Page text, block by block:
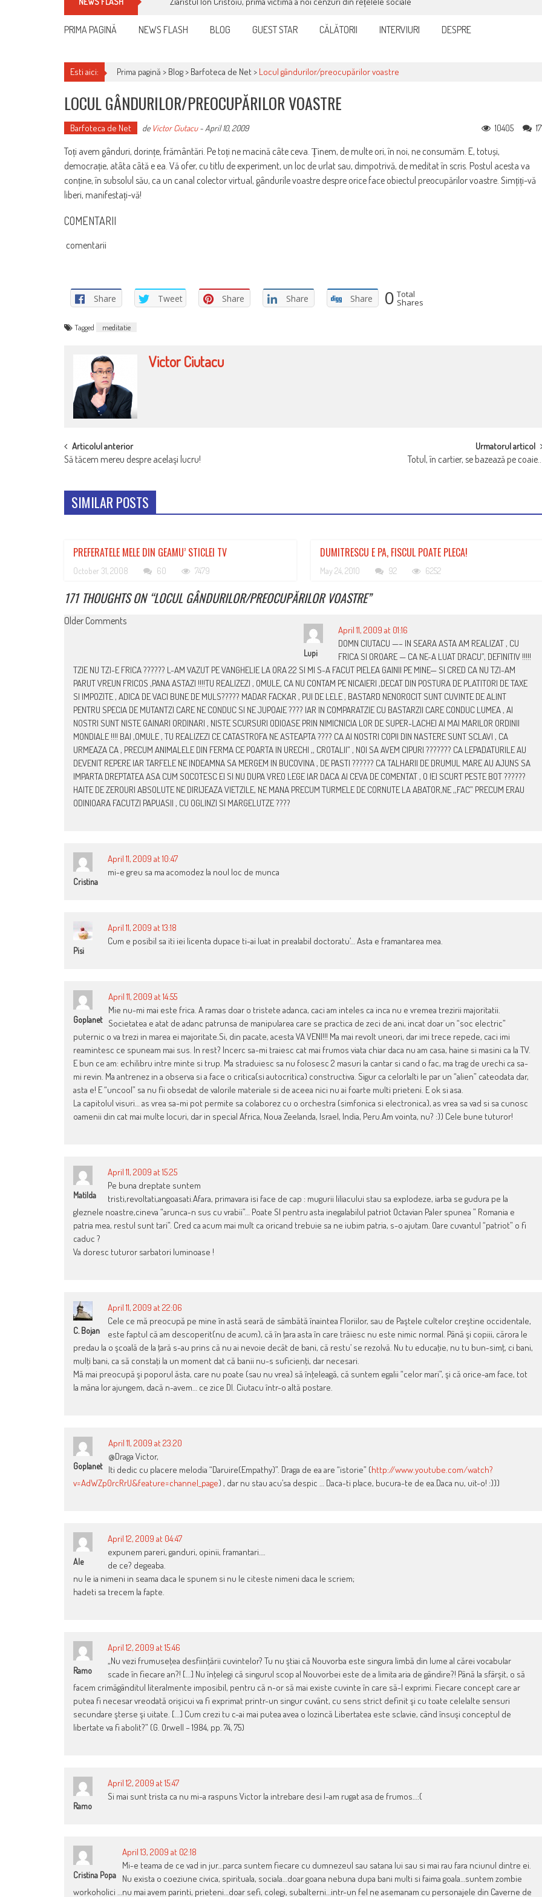
PRIMA PAGINĂ NEWS FLASH BLOG GUEST STAR CĂLĂTORII INTERVIURI DESPRE
Esti aici: Prima pagină > Blog> Barfoteca de Net> Locul gândurilor/preocupărilor voastre
LOCUL GÂNDURILOR/PREOCUPĂRILOR VOASTRE
Barfoteca de Net de Victor Ciutacu- April 10, 2009 10405
Toți avem gânduri, dorințe, frământări. Pe toți ne macină câte ceva. Ținem, de multe ori, în noi, ne consumăm. E, totuși,
democrație, atâta câtă e ea. Vă ofer, cu titlu de experiment, un loc de urlat sau, dimpotrivă, de meditat în scris. Postul acesta va
conține, în subsolul său, ca un canal colector virtual, gândurile voastre despre orice face obiectul preocupărilor voastre. Simțiți-vă
liberi, manifestați-vă!
COMENTARII
comentarii
Share Tweet Share Share Share 0 Total
Shares
Tagged meditatie
Victor Ciutacu
POST
NAVIGATION
Articolul anterior
Să tăcem mereu despre acelaşi lucru!
Urmatorul articol
Totul, în cartier, se bazează pe
SIMILAR POSTS
PREFERATELE MELE DIN GEAMU’ STICLEI TV
October 31, 2008 60 7479
DUMITRESCU E PA, FISCUL POATE PLECA!
May 24, 2010 92 6252
171 THOUGHTS ON “LOCUL GÂNDURILOR/PREOCUPĂRILOR VOASTRE”
COMMENT
Older Comments
Lupi
April 11, 2009 at 01:16
DOMN CIUTACU —– IN SEARA ASTA AM REALIZAT , CU
FRICA SI OROARE — CA NE-A LUAT DRACU”, DEFINITIV !!!!!
TZIE NU TZI-E FRICA ?????? L-AM VAZUT PE VANGHELIE LA ORA 22 SI MI S-A FACUT PIELEA GAINII PE MINE— SI CRED CA NU TZI-AM
PARUT VREUN FRICOS ,PANA ASTAZI !!!!TU REALIZEZI , OMULE, CA NU CONTAM PE NICAIERI ,DECAT DIN POSTURA DE PLATITORI DE TAXE
SI IMPOZITE , ADICA DE VACI BUNE DE MULS????? MADAR FACKAR , PUI DE LELE , BASTARD NENOROCIT SUNT CUVINTE DE ALINT
PENTRU SPECIA DE MUTANTZI CARE NE CONDUC SI NE JUPOAIE ???? IAR IN COMPARATZIE CU BASTARZII CARE CONDUC LUMEA , AI
NOSTRI SUNT NISTE GAINARI ORDINARI , NISTE SCURSURI ODIOASE PRIN NIMICNICIA LOR DE SUPER-LACHEI AI MAI MARILOR ORDINII
MONDIALE !!!! BAI ,OMULE , TU REALIZEZI CE CATASTROFA NE ASTEAPTA ???? CA AI NOSTRI COPII DIN NASTERE SUNT SCLAVI , CA
URMEAZA CA , PRECUM ANIMALELE DIN FERMA CE POARTA IN URECHI ,, CROTALII” , NOI SA AVEM CIPURI ??????? CA LEPADATURILE AU
DEVENIT REPERE IAR TARFELE NE INDEAMNA SA MERGEM IN BUCOVINA , DE PASTI ?????? CA TALHARII DE DRUMUL MARE AU AJUNS SA
IMPARTA DREPTATEA ASA CUM SOCOTESC EI SI NU DUPA VREO LEGE IAR DACA AI CEVA DE COMENTAT , O IEI SCURT PESTE BOT ??????
HAITE DE ZEROURI ABSOLUTE NE DIRIJEAZA VIETZILE, NE MANA PRECUM TURMELE DE CORNUTE LA ABATOR,NE ,,FAC” PRECUM ERAU
ODINIOARA FACUTZI PAPUASII , CU OGLINZI SI MARGELUTZE ????
Cristina
April 11, 2009 at 10:47
mi-e greu sa ma acomodez la noul loc de munca
Pisi
April 11, 2009 at 13:18
Cum e posibil sa iti iei licenta dupace ti-ai luat in prealabil doctoratu’… Asta e framantarea mea.
Goplanet
April 11, 2009 at 14:55
Mie nu-mi mai este frica. A ramas doar o tristete adanca, caci am inteles ca inca nu e vremea trezirii majoritatii.
Societatea e atat de adanc patrunsa de manipularea care se practica de zeci de ani, incat doar un “soc electric”
puternic o va trezi in marea ei majoritate.Si, din pacate, acesta VA VENI!!! Ma mai revolt uneori, dar imi trece repede, caci imi
reamintesc ce spuneam mai sus. In rest? Incerc sa-mi traiesc cat mai frumos viata chiar daca nu am casa, haine si masini ca la TV.
E bun ce am: echilibru intre minte si trup. Ma straduiesc sa nu folosesc 2 masuri la cantar si cand o fac, ma trag de urechi ca sa-
mi revin. Ma antrenez in a observa si a face o critica(si autocritica) constructiva. Sigur ca celorlalti le par un “alien” cateodata dar,
asta e! E “uncool” sa nu fii obsedat de valorile materiale si de aceea nici nu ai foarte multi prieteni. E ok si asa.
La capitolul visuri… as vrea sa-mi pot permite sa colaborez cu o orchestra (simfonica si electronica), as vrea sa vad si sa cunosc
oamenii din cat mai multe locuri, dar in special Africa, Noua Zeelanda, Israel, India, Peru.Am vointa, nu? :)) Cele bune tuturor!
Matilda
April 11, 2009 at 15:25
Pe buna dreptate suntem
tristi,revoltati,angoasati.Afara, primavara isi face de cap : mugurii liliacului stau sa explodeze, iarba se gudura pe la
gleznele noastre,cineva “arunca-n sus cu vrabii”… Poate SI pentru asta inegalabilul patriot Octavian Paler spunea ” Romania e
patria mea, restul sunt tari”. Cred ca acum mai mult ca oricand trebuie sa ne iubim patria, s-o ajutam. Oare cuvantul “patriot” o fi
caduc ?
Va doresc tuturor sarbatori luminoase !
C. Bojan
April 11, 2009 at 22:06
Cele ce mă preocupă pe mine în astă seară de sâmbătă înaintea Floriilor, sau de Paştele cultelor creştine occidentale,
este faptul că am descoperit(nu de acum), că în ţara asta în care trăiesc nu este nimic normal. Până şi copiii, cărora le
predau la o şcoală de la ţară s-au prins că nu ai nevoie decât de bani, că restu’ se rezolvă. Nu tu educaţie, nu tu bun-simţ, ci bani,
mulţi bani, ca să constaţi la un moment dat că banii nu-s suficienţi, dar necesari.
Mă mai preocupă şi poporul ăsta, care nu poate (sau nu vrea) să înţeleagă, că suntem egalii “celor mari”, şi că orice-am face, tot
la mâna lor ajungem, dacă n-avem… ce zice Dl. Ciutacu într-o altă postare.
Goplanet
April 11, 2009 at 23:20
@Draga Victor,
Iti dedic cu placere melodia “Daruire(Empathy)”. Draga de ea are “istorie” (http://www.youtube.com/watch?
v=AdWZp0rcRrU&feature=channel_page) , dar nu stau acu’sa despic … Daca-ti place, bucura-te de ea.Daca nu, uit-o! :)))
Ale
April 12, 2009 at 04:47
expunem pareri, ganduri, opinii, framantari….
de ce? degeaba.
nu le ia nimeni in seama daca le spunem si nu le citeste nimeni daca le scriem;
hadeti sa trecem la fapte.
Ramo
April 12, 2009 at 15:46
„Nu vezi frumuseţea desfiinţării cuvintelor? Tu nu ştiai că Nouvorba este singura limbă din lume al cărei vocabular
scade în fiecare an?! […] Nu înţelegi că singurul scop al Nouvorbei este de a limita aria de gândire?! Până la sfârşit, o să
facem crimăgânditul literalmente imposibil, pentru că n-or să mai existe cuvinte în care să-l exprimi. Fiecare concept care ar
putea fi necesar vreodată orişicui va fi exprimat printr-un singur cuvânt, cu sens strict definit şi cu toate celelalte sensuri
secundare şterse şi uitate. […] Cum crezi tu c-ai mai putea avea o lozincă Libertatea este sclavie, când însuşi conceptul de
libertate va fi abolit?” (G. Orwell – 1984, pp. 74, 75)
Ramo
April 12, 2009 at 15:47
Si mai sunt trista ca nu mi-a raspuns Victor la intrebare desi l-am rugat asa de frumos…:(
Cristina Popa
April 13, 2009 at 02:18
Mi-e teama de ce vad in jur…parca suntem fiecare cu dumnezeul sau satana lui sau si mai rau fara nciunul dintre ei.
Nu exista o coeziune civica, spirituala, sociala…doar goana nebuna dupa bani multi si faima goala…suntem zombie
workoholici …nu mai avem parinti, prieteni…doar sefi, colegi, subalterni…intr-un fel ne asemanam cu personajele din Caverne de